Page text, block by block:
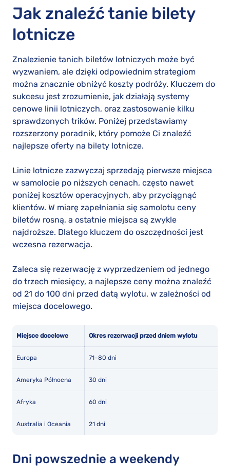
Jak znaleźć tanie bilety
lotnicze
Znalezienie tanich biletów lotniczych może być
wyzwaniem, ale dzięki odpowiednim strategiom
można znacznie obniżyć koszty podróży. Kluczem do
sukcesu jest zrozumienie, jak działają systemy
cenowe linii lotniczych, oraz zastosowanie kilku
sprawdzonych trików. Poniżej przedstawiamy
rozszerzony poradnik, który pomoże Ci znaleźć
najlepsze oferty na bilety lotnicze.
Linie lotnicze zazwyczaj sprzedają pierwsze miejsca
w samolocie po niższych cenach, często nawet
poniżej kosztów operacyjnych, aby przyciągnąć
klientów. W miarę zapełniania się samolotu ceny
biletów rosną, a ostatnie miejsca są zwykle
najdroższe. Dlatego kluczem do oszczędności jest
wczesna rezerwacja.
Zaleca się rezerwację z wyprzedzeniem od jednego
do trzech miesięcy, a najlepsze ceny można znaleźć
od 21 do 100 dni przed datą wylotu, w zależności od
miejsca docelowego.
Miejsce docelowe Okres rezerwacji przed dniem wylotu
Europa 71–80 dni
Ameryka Północna 30 dni
Afryka 60 dni
Australia i Oceania 21 dni
Dni powszednie a weekendy